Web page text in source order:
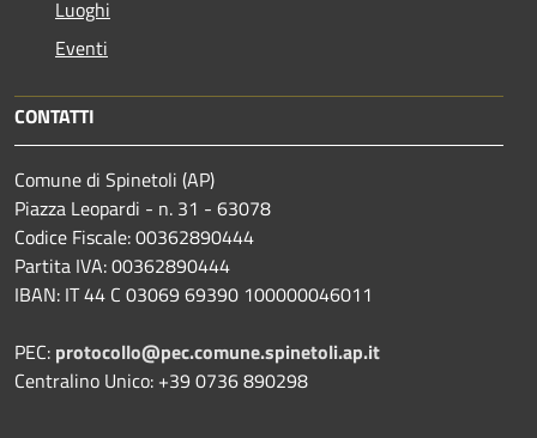
Luoghi
Eventi
CONTATTI
Comune di Spinetoli (AP)
Piazza Leopardi - n. 31 - 63078
Codice Fiscale: 00362890444
Partita IVA: 00362890444
IBAN: IT 44 C 03069 69390 100000046011
PEC: protocollo@pec.comune.spinetoli.ap.it
Centralino Unico: +39 0736 890298